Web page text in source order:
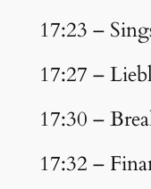
17:23 –
17:27 –
17:30 –
17:32 –